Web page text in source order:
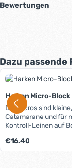
Bewertungen
Produktgalerie
Dazu passende
Harken Micro-
Die Micros sind
Catamarane und für
Kontroll-Leinen auf
Regulärer Preis:
€16.40